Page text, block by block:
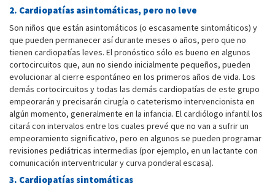
2. Cardiopatías asintomáticas, pero no leve
Son niños que están asintomáticos (o escasamente sintomáticos) y
que pueden permanecer así durante meses o años, pero que no
tienen cardiopatías leves. El pronóstico sólo es bueno en algunos
cortocircuitos que, aun no siendo inicialmente pequeños, pueden
evolucionar al cierre espontáneo en los primeros años de vida. Los
demás cortocircuitos y todas las demás cardiopatías de este grupo
empeorarán y precisarán cirugía o cateterismo intervencionista en
algún momento, generalmente en la infancia. El cardiólogo infantil los
citará con intervalos entre los cuales prevé que no van a sufrir un
empeoramiento significativo, pero en algunos se pueden programar
revisiones pediátricas intermedias (por ejemplo, en un lactante con
comunicación interventricular y curva ponderal escasa).
3. Cardiopatías sintomáticas